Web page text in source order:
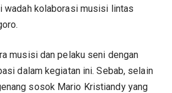
wadah kolaborasi musisi lintas
musisi dan pelaku seni dengan
dalam kegiatan ini. Sebab, selain
sosok Mario Kristiandy yang